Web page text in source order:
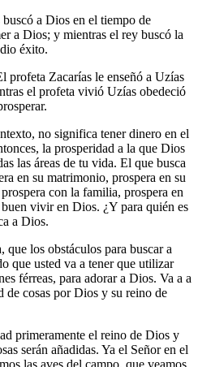
a Dios en el tiempo de
a Dios; y mientras el rey buscó la
éxito.
Zacarías le enseñó a Uzías
el profeta vivió Uzías obedeció
no significa tener dinero en el
la prosperidad a la que Dios
las áreas de tu vida. El que busca
en su matrimonio, prospera en su
con la familia, prospera en
vivir en Dios. ¿Y para quién es
a Dios.
los obstáculos para buscar a
que usted va a tener que utilizar
férreas, para adorar a Dios. Va a a
de cosas por Dios y su reino de
primeramente el reino de Dios y
serán añadidas. Ya el Señor en el
las aves del campo, que veamos